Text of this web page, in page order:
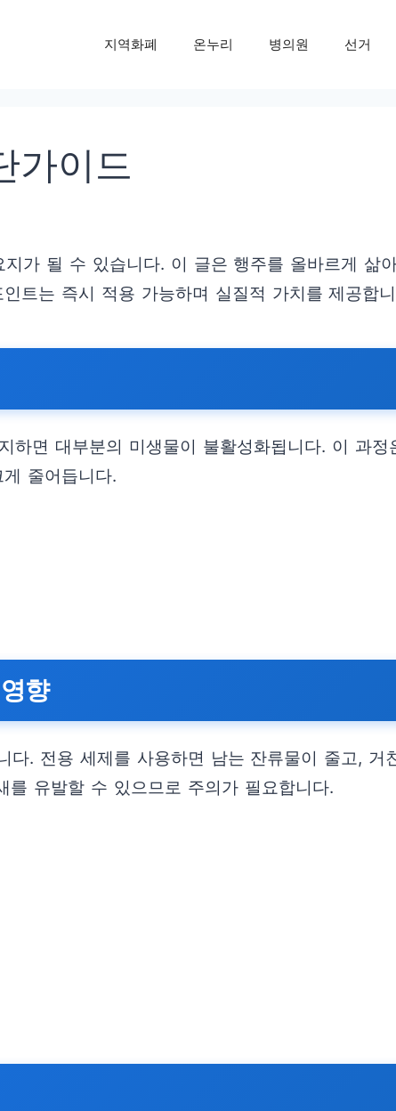
지역화폐 온누리 병의원 선거
가이드
가 될 수 있습니다. 이 글은 행주를 올바르게 삶
트는 즉시 적용 가능하며 실질적 가치를 제공합
면 대부분의 미생물이 불활성화됩니다. 이 과
줄어듭니다.
향
. 전용 세제를 사용하면 남는 잔류물이 줄고, 거
유발할 수 있으므로 주의가 필요합니다.